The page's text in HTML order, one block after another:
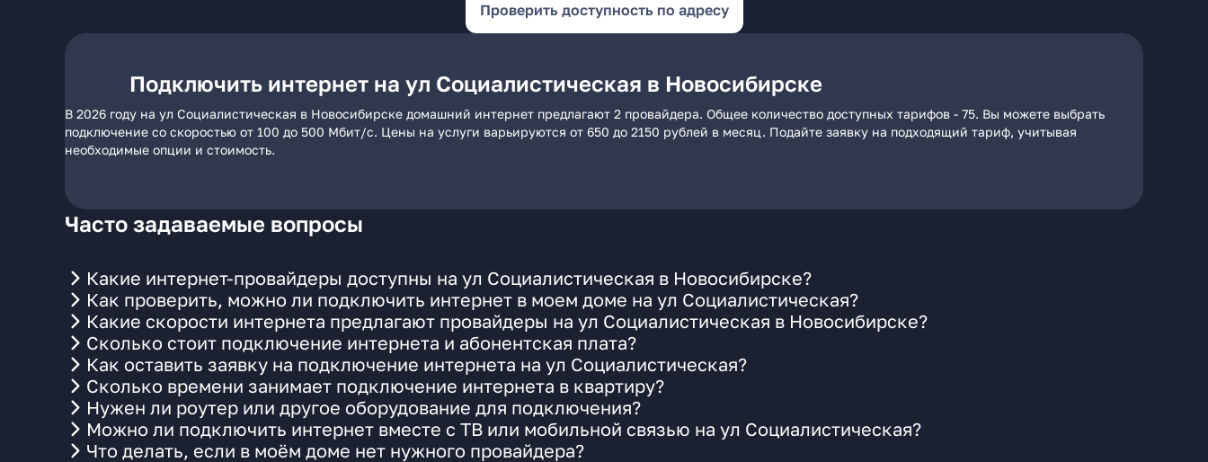
Проверить доступность по адресу
Подключить интернет на ул Социалистическая в Новосибирске
В 2026 году на ул Социалистическая в Новосибирске домашний интернет предлагают 2 провайдера. Общее количество доступных тарифов - 75. Вы можете выбрать
подключение со скоростью от 100 до 500 Мбит/с. Цены на услуги варьируются от 650 до 2150 рублей в месяц. Подайте заявку на подходящий тариф, учитывая
необходимые опции и стоимость.
Часто задаваемые вопросы
Какие интернет-провайдеры доступны на ул Социалистическая в Новосибирске?
Как проверить, можно ли подключить интернет в моем доме на ул Социалистическая?
Какие скорости интернета предлагают провайдеры на ул Социалистическая в Новосибирске?
Сколько стоит подключение интернета и абонентская плата?
Как оставить заявку на подключение интернета на ул Социалистическая?
Сколько времени занимает подключение интернета в квартиру?
Нужен ли роутер или другое оборудование для подключения?
Можно ли подключить интернет вместе с ТВ или мобильной связью на ул Социалистическая?
Что делать, если в моём доме нет нужного провайдера?